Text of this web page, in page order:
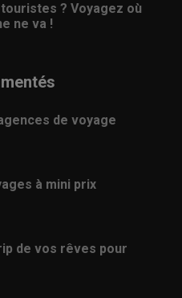
? Voyagez où
ne va !
de voyage
à mini prix
de vos rêves pour